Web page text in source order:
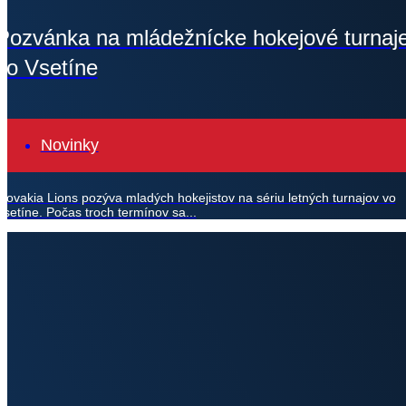
na mládežnícke hokejové
Vsetíne
Novinky
Lions pozýva mladých hokejistov na sériu letných turnajov vo
Počas troch termínov sa...